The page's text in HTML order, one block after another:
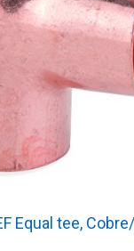
Equal tee,